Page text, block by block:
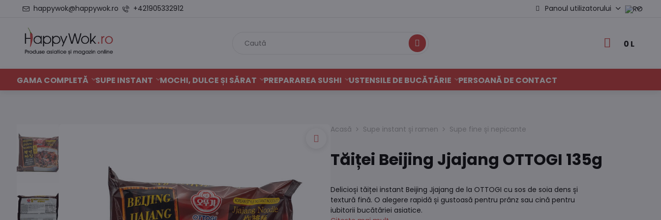
happywok@happywok.ro +421905332912 Panoul utilizatorului
Caută 0 L
GAMA COMPLETĂ SUPE INSTANT MOCHI, DULCE ȘI SĂRAT PREPARAREA SUSHI USTENSILE DE BUCĂTĂRIE PERSOANĂ DE CONTACT
Acasă Supe instant și ramen Supe fine și nepicante
Tăiței Beijing Jjajang OTTOGI 135g
Delicioși tăiței instant Beijing Jjajang de la OTTOGI cu sos de soia dens și
textură fină. O alegere rapidă și gustoasă pentru prânz sau cină pentru
iubitorii bucătăriei asiatice.